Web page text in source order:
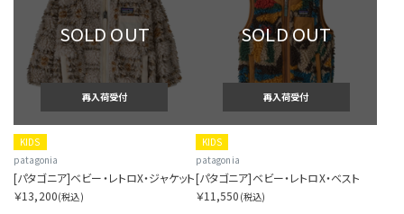
SOLD OUT
再入荷受付
KIDS
patagonia
[パタゴニア]ベビー・レトロX・ジャケット
￥13,200(税込)
SOLD OUT
再入荷受付
KIDS
patagonia
[パタゴニア]ベビー・レトロX・ベスト
￥11,550 (税込)